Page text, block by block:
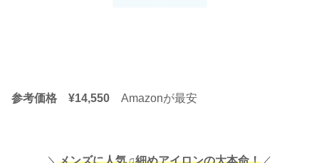
参考価格 ¥14,550 Amazonが最安
＼ メンズに人気♫細めアイロンの大本命！ ／